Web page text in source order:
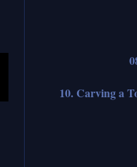
10. Carving a